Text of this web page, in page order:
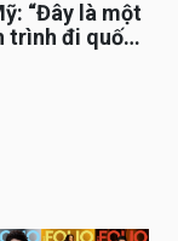
“Đây là một
trình đi quốc